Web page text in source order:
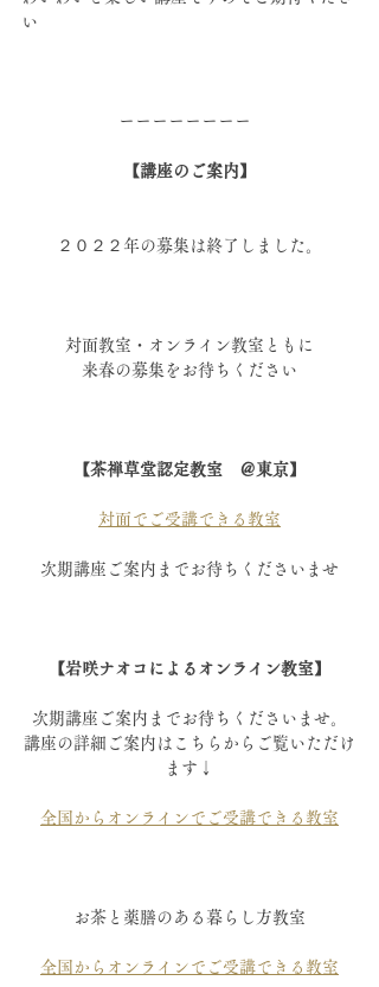
い
ーーーーーーーー
【講座のご案内】
２０２２年の募集は終了しました。
対面教室・オンライン教室ともに
来春の募集をお待ちください
【茶禅草堂認定教室　＠東京】
対面でご受講できる教室
次期講座ご案内までお待ちくださいませ
【岩咲ナオコによるオンライン教室】
次期講座ご案内までお待ちくださいませ。
講座の詳細ご案内はこちらからご覧いただけ
ます↓
全国からオンラインでご受講できる教室
お茶と薬膳のある暮らし方教室
全国からオンラインでご受講できる教室